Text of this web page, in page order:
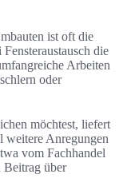
ist oft die
die
Arbeiten
oder
möchtest, liefert
weitere Anregungen
vom Fachhandel
Beitrag über